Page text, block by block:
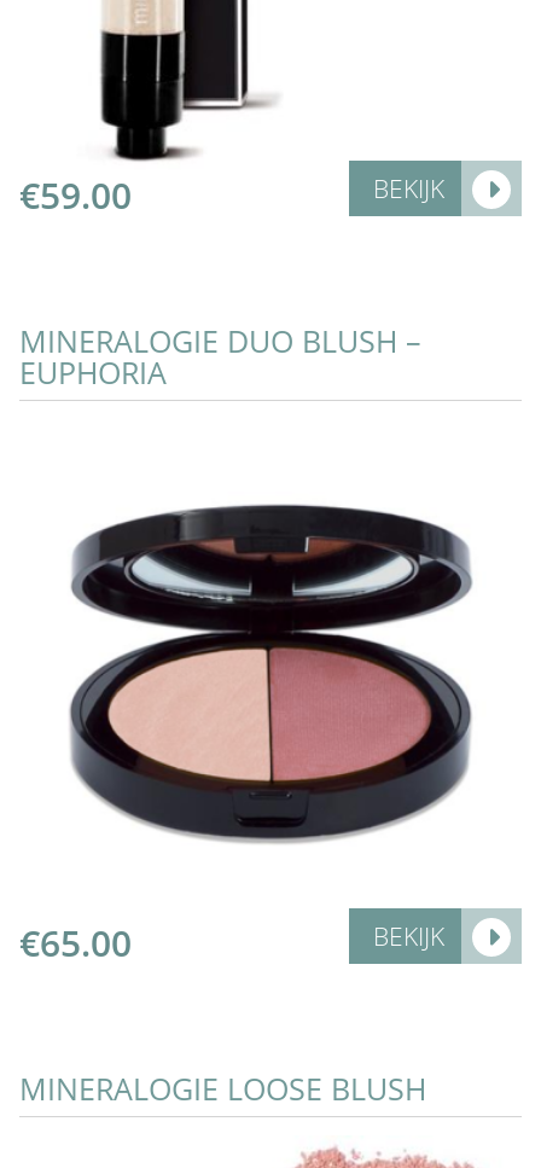
€59.00 BEKIJK
MINERALOGIE DUO BLUSH –
EUPHORIA
Add to Cart
€65.00 BEKIJK
MINERALOGIE LOOSE BLUSH